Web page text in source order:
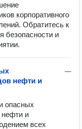
корпоративного
Обратитесь к
безопасности и
—
нефти и
опасных
нефти и
всех